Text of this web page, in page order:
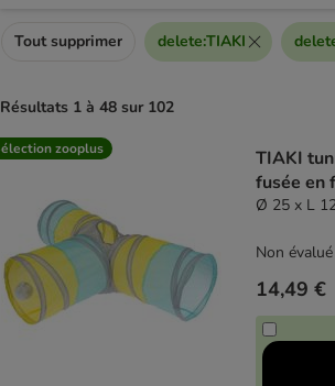
Tout supprimer delete:TIAKI
Résultats 1 à 48 sur 102
product items have been changed
zooplus
TIAKI
fusée en
Ø 25 x L
14,49 €
Non évalué